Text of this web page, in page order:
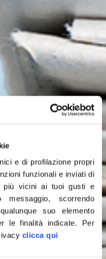
e di profilazione propri
funzionali e inviati di
più vicini ai tuoi gusti e
messaggio, scorrendo
suo elemento
le finalità indicate. Per
clicca qui